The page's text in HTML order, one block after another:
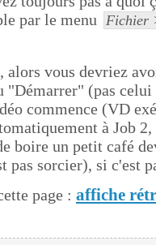
par le menu Fichier
alors vous devriez
(pas
commence (VD
à Job 2,
boire un petit café
pas sorcier), si c'est
page : affiche